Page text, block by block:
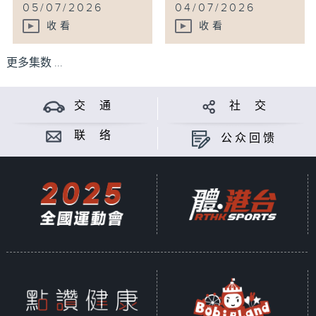
05/07/2026
收看
04/07/2026
收看
更多集数 ...
交 通 社 交
联 络 公众回馈